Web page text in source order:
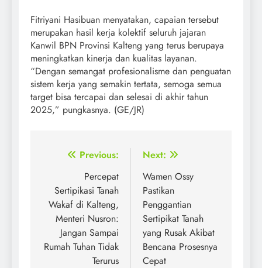
Fitriyani Hasibuan menyatakan, capaian tersebut
merupakan hasil kerja kolektif seluruh jajaran
Kanwil BPN Provinsi Kalteng yang terus berupaya
meningkatkan kinerja dan kualitas layanan.
“Dengan semangat profesionalisme dan penguatan
sistem kerja yang semakin tertata, semoga semua
target bisa tercapai dan selesai di akhir tahun
2025,” pungkasnya. (GE/JR)
Post
navigation
Previous:
Percepat
Sertipikasi Tanah
Wakaf di Kalteng,
Menteri Nusron:
Jangan Sampai
Rumah Tuhan Tidak
Terurus
Next:
Wamen Ossy
Pastikan
Penggantian
Sertipikat Tanah
yang Rusak Akibat
Bencana Prosesnya
Cepat